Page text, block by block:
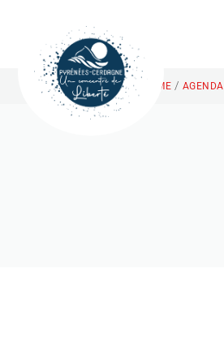
HOME / AGENDA